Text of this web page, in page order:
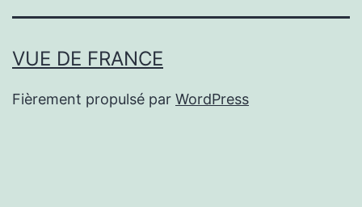
VUE DE FRANCE
Fièrement propulsé par WordPress